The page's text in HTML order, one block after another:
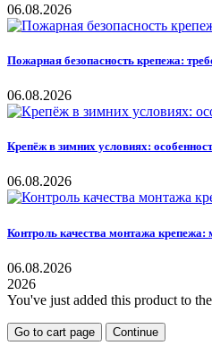
06.08.2026
Пожарная безопасность крепежа:
06.08.2026
Крепёж в зимних условиях:
06.08.2026
Контроль качества монтажа
06.08.2026
2026
You've just added this product to
Go to cart page Continue